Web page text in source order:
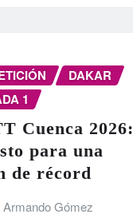
DAKAR
1
Cuenca 2026:
para una
de récord
Gómez